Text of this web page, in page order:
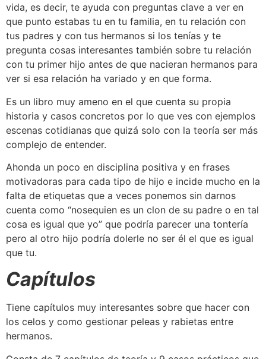
vida, es decir, te ayuda con preguntas clave a ver en
que punto estabas tu en tu familia, en tu relación con
tus padres y con tus hermanos si los tenías y te
pregunta cosas interesantes también sobre tu relación
con tu primer hijo antes de que nacieran hermanos para
ver si esa relación ha variado y en que forma.
Es un libro muy ameno en el que cuenta su propia
historia y casos concretos por lo que ves con ejemplos
escenas cotidianas que quizá solo con la teoría ser más
complejo de entender.
Ahonda un poco en disciplina positiva y en frases
motivadoras para cada tipo de hijo e incide mucho en la
falta de etiquetas que a veces ponemos sin darnos
cuenta como “nosequien es un clon de su padre o en tal
cosa es igual que yo” que podría parecer una tontería
pero al otro hijo podría dolerle no ser él el que es igual
que tu.
Capítulos
Tiene capítulos muy interesantes sobre que hacer con
los celos y como gestionar peleas y rabietas entre
hermanos.